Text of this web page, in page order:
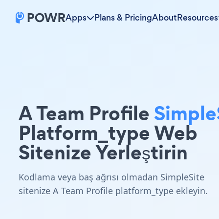
Apps Plans & PricingAboutResources
A Team Profile
Platform_type Web
Sitenize Yerleştirin
Kodlama veya baş ağrısı olmadan SimpleSite
sitenize A Team Profile platform_type ekleyin.